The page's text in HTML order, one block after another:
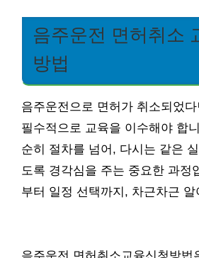
음주운전 면허취소
방법
음주운전으로 면허가 취소되었
필수적으로 교육을 이수해야 합
순히 절차를 넘어, 다시는 같은
도록 경각심을 주는 중요한 과정
부터 일정 선택까지, 차근차근 알